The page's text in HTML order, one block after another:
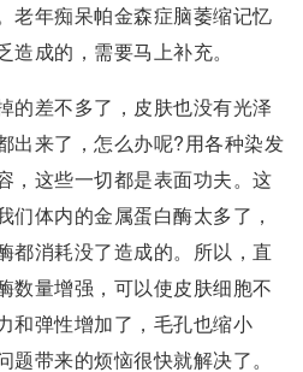
老年痴呆帕金森症脑萎缩记忆
成的，需要马上补充。
的差不多了，皮肤也没有光泽
出来了，怎么办呢?用各种染发
，这些一切都是表面功夫。这
体内的金属蛋白酶太多了，
都消耗没了造成的。所以，直
数量增强，可以使皮肤细胞不
和弹性增加了，毛孔也缩小
带来的烦恼很快就解决了。